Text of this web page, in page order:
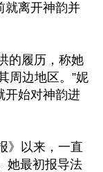
就离开神韵并
的履历，称她
周边地区。”妮
开始对神韵进
》以来，一直
她最初报导法